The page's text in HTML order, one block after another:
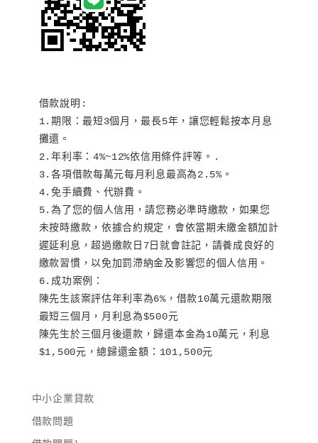
借款說明:
1.期限：最短3個月，最長5年，讓您輕鬆按本月息
攤還。
2.年利率：4%~12%依信用條件評等。.
3.各項借款每萬元每月利息最高為2.5%。
4.免手續費、代辦費。
5.為了您的個人信用，請您務必準時繳款，如果您
未按時繳款，依據合約規定，會依當期未繳金額加計
遲延利息，超過繳款日7日就會註記，請養成良好的
繳款習慣，以免加罰滯納金及影響您的個人信用。
6.成功案例：
陳先生該案評估年利率為6%，借款10萬元還款期限
最短三個月，月利息為$500元
陳先生於三個月後還款，歸還本金為10萬元，利息
$1,500元，總歸還金額：101,500元
中小企業貸款
借款問題